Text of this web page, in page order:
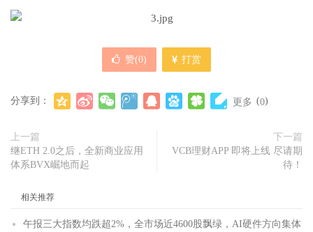
赞(0) 打赏
分享到： 更多 (0)
上一篇
继ETH 2.0之后，全新商业应用
体系BVX崛地而起
下一篇
VCB理财APP 即将上线 尽请期
待！
相关推荐
午报三大指数均跌超2%，全市场近4600股飘绿，AI硬件方向集体